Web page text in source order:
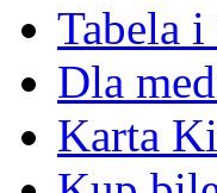
Tabela
Dla
Karta